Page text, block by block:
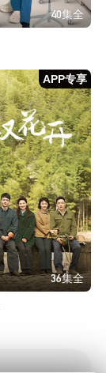
40集全
APP专享
36集全